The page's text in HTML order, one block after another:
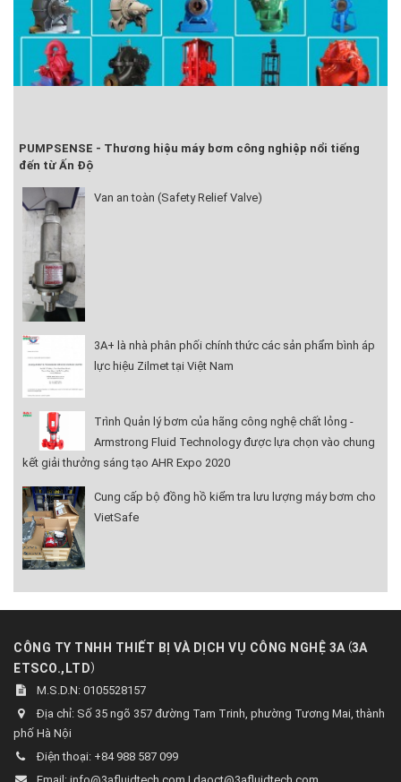
PUMPSENSE - Thương hiệu máy bơm công nghiệp nổi tiếng
đến từ Ấn Độ
Van an toàn (Safety Relief Valve)
3A+ là nhà phân phối chính thức các sản phẩm bình áp
lực hiệu Zilmet tại Việt Nam
Trình Quản lý bơm của hãng công nghệ chất lỏng -
Armstrong Fluid Technology được lựa chọn vào chung
kết giải thưởng sáng tạo AHR Expo 2020
Cung cấp bộ đồng hồ kiểm tra lưu lượng máy bơm cho
VietSafe
CÔNG TY TNHH THIẾT BỊ VÀ DỊCH VỤ CÔNG NGHỆ 3A (3A
ETSCO.,LTD)
M.S.D.N: 0105528157
Địa chỉ: Số 35 ngõ 357 đường Tam Trinh, phường Tương Mai, thành
phố Hà Nội
Điện thoại: +84 988 587 099